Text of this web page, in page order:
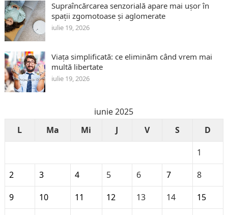
Supraîncărcarea senzorială apare mai ușor în
spații zgomotoase și aglomerate
iulie 19, 2026
Viața simplificată: ce eliminăm când vrem mai
multă libertate
iulie 19, 2026
iunie 2025
L
Ma Mi J V S
D
1
2
3 4 5 6 7
8
9
10 11 12 13 14
15